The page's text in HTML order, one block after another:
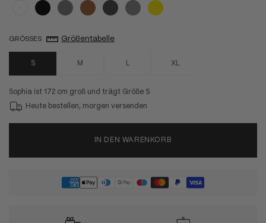
Weiß SchwarzSteingrau
BraunAnthrazit
Grau Gelb
GRÖSSES Größentabelle
S M XL
Sophia ist 172 cm groß und trägt Größe S
Heute bestellen, morgen versenden
IN DEN WARENKORB